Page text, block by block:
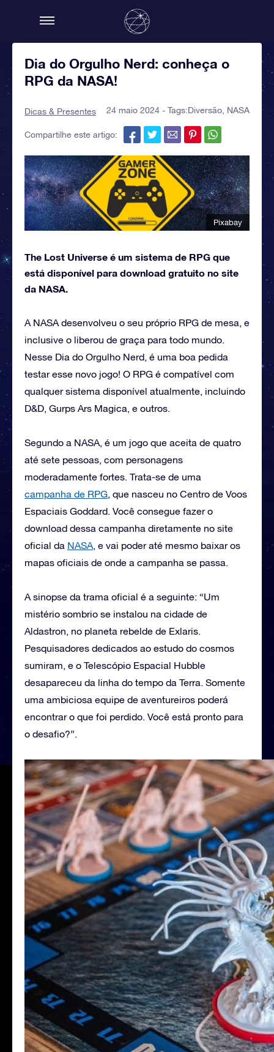
Dia do Orgulho Nerd: conheça o
RPG da NASA!
Dicas & Presentes 24 maio 2024 - Tags:Diversão NASA
Compartilhe este artigo:
Pixabay
The Lost Universe é um sistema de RPG que
está disponível para download gratuito no site
da NASA.
A NASA desenvolveu o seu próprio RPG de mesa, e
inclusive o liberou de graça para todo mundo.
Nesse Dia do Orgulho Nerd, é uma boa pedida
testar esse novo jogo! O RPG é compatível com
qualquer sistema disponível atualmente, incluindo
D&D, Gurps Ars Magica, e outros.
Segundo a NASA, é um jogo que aceita de quatro
até sete pessoas, com personagens
moderadamente fortes. Trata-se de uma
campanha de RPG, que nasceu no Centro de Voos
Espaciais Goddard. Você consegue fazer o
download dessa campanha diretamente no site
oficial da NASA, e vai poder até mesmo baixar os
mapas oficiais de onde a campanha se passa.
A sinopse da trama oficial é a seguinte: “Um
mistério sombrio se instalou na cidade de
Aldastron, no planeta rebelde de Exlaris.
Pesquisadores dedicados ao estudo do cosmos
sumiram, e o Telescópio Espacial Hubble
desapareceu da linha do tempo da Terra. Somente
uma ambiciosa equipe de aventureiros poderá
encontrar o que foi perdido. Você está pronto para
o desafio?”.